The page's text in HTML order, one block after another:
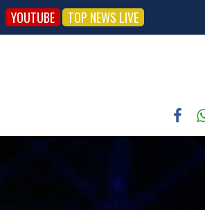
YOUTUBE TOP NEWS LIVE